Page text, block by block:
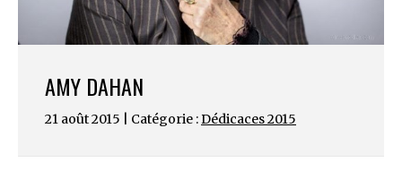
AMY DAHAN
21 août 2015 | Catégorie :Dédicaces 2015